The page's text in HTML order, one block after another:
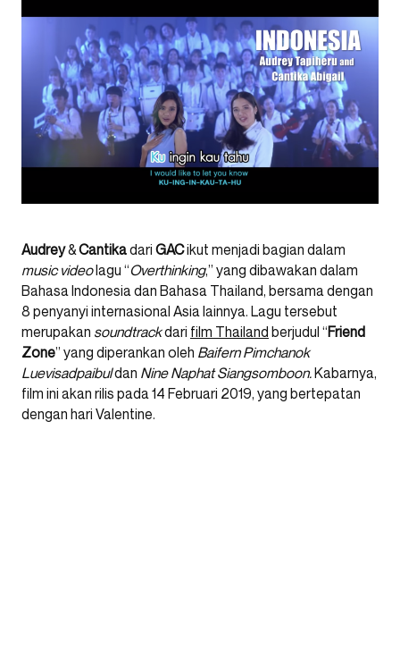
Audrey&Cantikadari GACikut menjadi bagian dalam
music videolagu “Overthinking,” yang dibawakan dalam
Bahasa Indonesia dan Bahasa Thailand, bersama dengan
8 penyanyi internasional Asia lainnya. Lagu tersebut
merupakan soundtrackdari film Thailand berjudul “Friend
Zone” yang diperankan oleh Baifern Pimchanok
Luevisadpaibuldan Nine Naphat Siangsomboon.Kabarnya,
film ini akan rilis pada 14 Februari 2019, yang bertepatan
dengan hari Valentine.